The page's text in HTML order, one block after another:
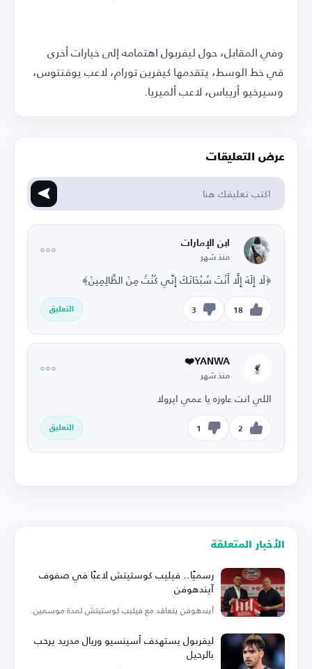
وفي المقابل، حول ليفربول اهتمامه إلى خيارات أخرى
في خط الوسط، يتقدمها كيفرين تورام، لاعب يوفنتوس،
وسيرخيو أريباس، لاعب ألميريا.
عرض التعليقات
ابن الإمارات
منذ شهر
﴿لَا إِلَهَ إِلَّا أَنْتَ سُبْحَانَكَ إِنِّي كُنْتُ مِنَ الظَّالِمِينَ﴾
18
3 التعليق
YANWA❤️
منذ شهر
اللي انت عاوزه يا عمي ايرولا
2
1 التعليق
الأخبار المتعلقة
رسميًا.. فيليب كوستيتش لاعبًا في صفوف
آيندهوفن
آيندهوفن يتعاقد مع فيليب كوستيتش لمدة موسمين.
ليفربول يستهدف أسينسيو وريال مدريد يرحب
بالرحيل